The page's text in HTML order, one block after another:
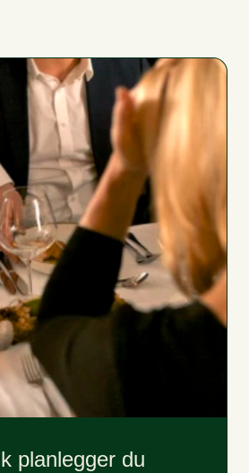
høns med gressløk
vanligvis ferdig varmet, men
dere ønsker mer fleksibilitet rundt
også å bestille en søt
planlegger du